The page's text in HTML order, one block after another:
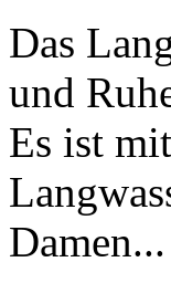
Das
und
Es ist
Damen...